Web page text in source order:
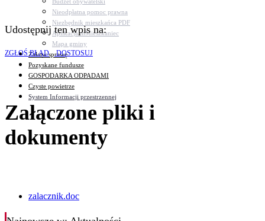
Nieodpłatna pomoc prawna
Niezbędnik mieszkańca PDF
Aplikacja mMieszkaniec
Mapa gminy
Załatw sprawę
Pozyskane fundusze
GOSPODARKA ODPADAMI
Czyste powietrze
System Informacji przestrzennej
Udostępnij ten wpis na:
ZGŁOŚ BŁĄD DOSTOSUJ
Załączone pliki i
dokumenty
zalacznik.doc